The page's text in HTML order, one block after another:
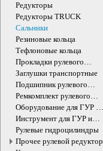
Редукторы
Редукторы TRUCK
Сальники
Резиновые кольца
Тефлоновые кольца
Прокладки рулевого
редуктора
Заглушки транспортные
Подшипник рулевого
агрегата
Ремкомплект рулевого
редуктора
Оборудование для ГУР и
ЭУР
Инструмент для ГУР и
ЭУР
Рулевые гидроцилиндры
Прочее рулевой редуктор